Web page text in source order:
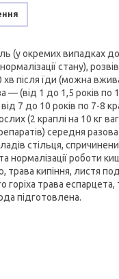
(у окремих випадках
стану),
хв після їди (можна
(від 1 до 1,5 років по
7 до 10 років по 7-8
(2 краплі на 10 кг
середня
стільця,
роботи
трава кипіння, листя
трава еспарцета,
підготовлена.